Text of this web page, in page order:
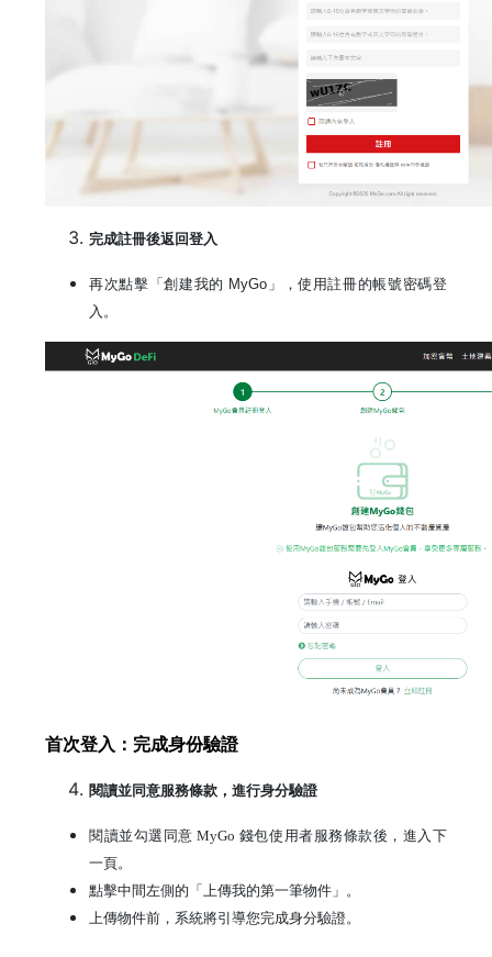
完成註冊後返回登入
再次點擊「創建我的 MyGo 」，使用註冊的帳號密碼登
入。
首次登入：完成身份驗證
閱讀並同意服務條款，進行身分驗證
閱讀並勾選同意 MyGo 錢包使用者服務條款後，進入下
一頁。
點擊中間左側的「上傳我的第一筆物件」。
上傳物件前，系統將引導您完成身分驗證。